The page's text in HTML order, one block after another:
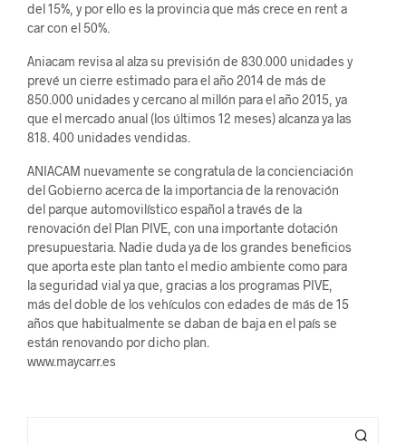
del 15%, y por ello es la provincia que más crece en rent a
car con el 50%.
Aniacam revisa al alza su previsión de 830.000 unidades y
prevé un cierre estimado para el año 2014 de más de
850.000 unidades y cercano al millón para el año 2015, ya
que el mercado anual (los últimos 12 meses) alcanza ya las
818. 400 unidades vendidas.
ANIACAM nuevamente se congratula de la concienciación
del Gobierno acerca de la importancia de la renovación
del parque automovilístico español a través de la
renovación del Plan PIVE, con una importante dotación
presupuestaria. Nadie duda ya de los grandes beneficios
que aporta este plan tanto el medio ambiente como para
la seguridad vial ya que, gracias a los programas PIVE,
más del doble de los vehículos con edades de más de 15
años que habitualmente se daban de baja en el país se
están renovando por dicho plan.
www.maycarr.es